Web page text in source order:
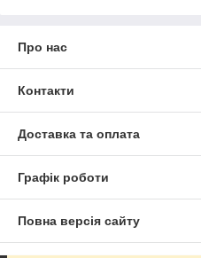
Про нас
Контакти
Доставка та оплата
Графік роботи
Повна версія сайту